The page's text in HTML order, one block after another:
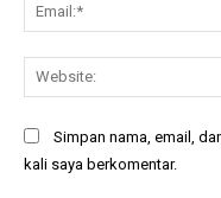
Simpan nama, email,
kali saya berkomentar.